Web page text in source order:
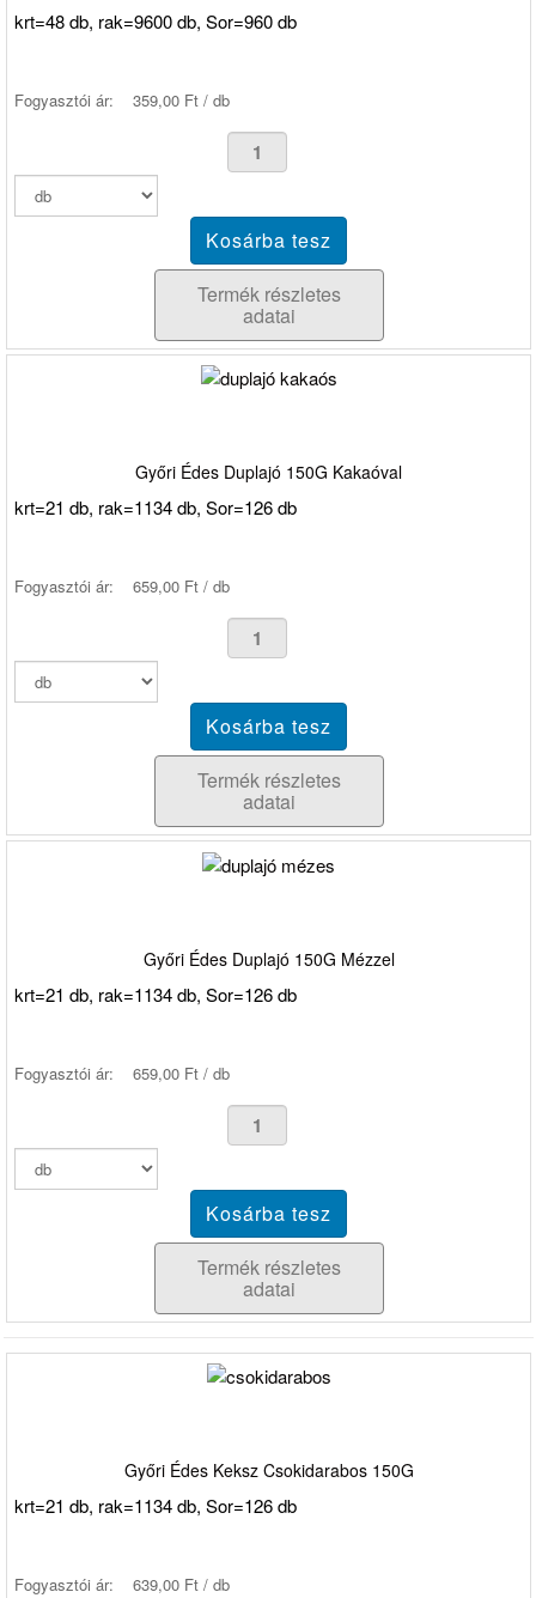
krt=48 db, rak=9600 db, Sor=960 db
Fogyasztói ár: 359,00 Ft / db
Termék részletes
adatai
Győri Édes Duplajó 150G Kakaóval
krt=21 db, rak=1134 db, Sor=126 db
Fogyasztói ár: 659,00 Ft / db
Termék részletes
adatai
Győri Édes Duplajó 150G Mézzel
krt=21 db, rak=1134 db, Sor=126 db
Fogyasztói ár: 659,00 Ft / db
Termék részletes
adatai
Győri Édes Keksz Csokidarabos 150G
krt=21 db, rak=1134 db, Sor=126 db
Fogyasztói ár: 639,00 Ft / db